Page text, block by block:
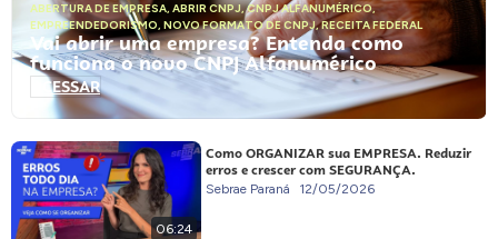
ABERTURA DE EMPRESA, ABRIR CNPJ,CNPJ ALFANUMÉRICO,
EMPREENDEDORISMO, NOVO FORMATO DE CNPJ,RECEITA FEDERAL
Vai abrir uma empresa? Entenda como
funciona o novo CNPJ Alfanumérico
ACESSAR
06:24
Como ORGANIZAR sua EMPRESA. Reduzir
erros e crescer com SEGURANÇA.
Sebrae Paraná 12/05/2026